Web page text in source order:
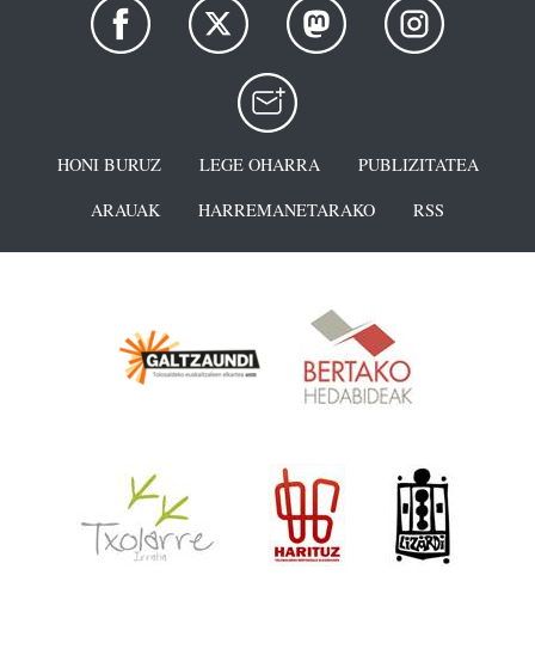
HONI BURUZ LEGE OHARRA
PUBLIZITATEA
ARAUAK
HARREMANETARAKO RSS